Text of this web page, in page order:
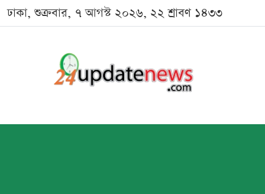
ঢাকা, শুক্রবার, ৭ আগস্ট ২০২৬, ২২ শ্রাবণ ১৪৩৩